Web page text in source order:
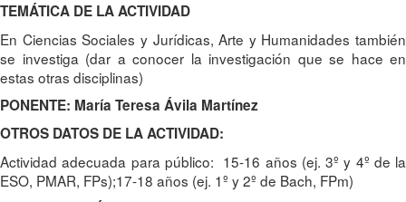
TEMÁTICA DE LA ACTIVIDAD
En Ciencias Sociales y Jurídicas, Arte y Humanidades también
se investiga (dar a conocer la investigación que se hace en
estas otras disciplinas)
PONENTE: María Teresa Ávila Martínez
OTROS DATOS DE LA ACTIVIDAD:
Actividad adecuada para público: 15-16 años (ej. 3º y 4º de la
ESO, PMAR, FPs);17-18 años (ej. 1º y 2º de Bach, FPm)